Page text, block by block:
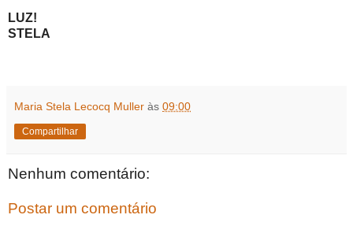
LUZ!
STELA
Maria Stela Lecocq Muller às 09:00
Compartilhar
Nenhum comentário:
Postar um comentário